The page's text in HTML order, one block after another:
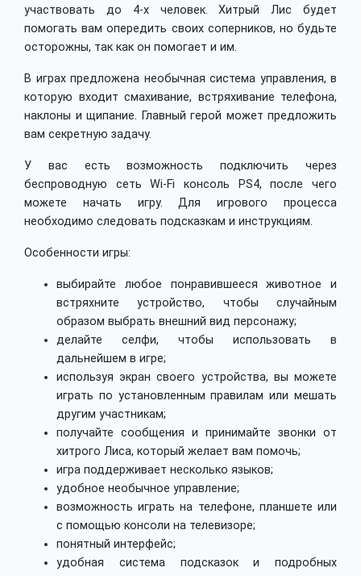
участвовать до 4-х человек. Хитрый Лис будет
помогать вам опередить своих соперников, но будьте
осторожны, так как он помогает и им.
В играх предложена необычная система управления, в
которую входит смахивание, встряхивание телефона,
наклоны и щипание. Главный герой может предложить
вам секретную задачу.
У вас есть возможность подключить через
беспроводную сеть Wi-Fi консоль PS4, после чего
можете начать игру. Для игрового процесса
необходимо следовать подсказкам и инструкциям.
Особенности игры:
выбирайте любое понравившееся животное и
встряхните устройство, чтобы случайным
образом выбрать внешний вид персонажу;
делайте селфи, чтобы использовать в
дальнейшем в игре;
используя экран своего устройства, вы можете
играть по установленным правилам или мешать
другим участникам;
получайте сообщения и принимайте звонки от
хитрого Лиса, который желает вам помочь;
игра поддерживает несколько языков;
удобное необычное управление;
возможность играть на телефоне, планшете или
с помощью консоли на телевизоре;
понятный интерфейс;
удобная система подсказок и подробных